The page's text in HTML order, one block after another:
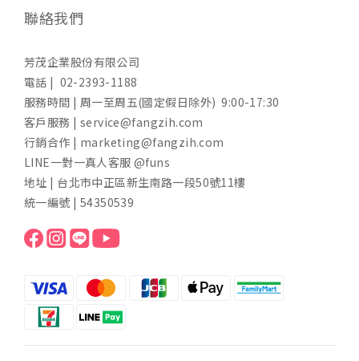
聯絡我們
芳茂企業股份有限公司
電話 | 02-2393-1188
服務時間 | 周一至周五(國定假日除外) 9:00-17:30
客戶服務 | service@fangzih.com
行銷合作 | marketing@fangzih.com
LINE一對一真人客服 @funs
地址 | 台北市中正區新生南路一段50號11樓
統一編號 | 54350539